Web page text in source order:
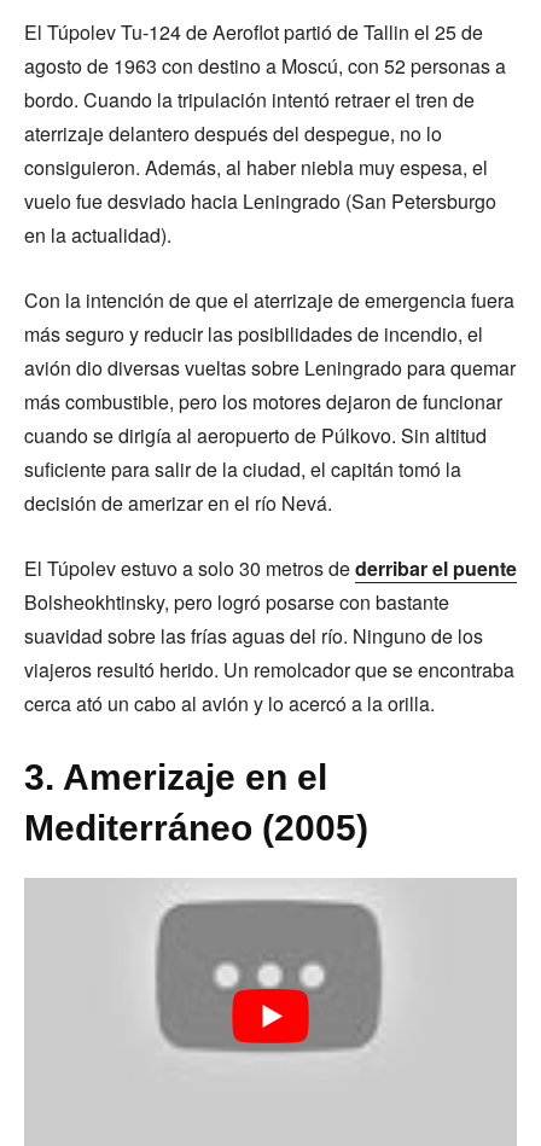
El Túpolev Tu-124 de Aeroflot partió de Tallin el 25 de
agosto de 1963 con destino a Moscú, con 52 personas a
bordo. Cuando la tripulación intentó retraer el tren de
aterrizaje delantero después del despegue, no lo
consiguieron. Además, al haber niebla muy espesa, el
vuelo fue desviado hacia Leningrado (San Petersburgo
en la actualidad).
Con la intención de que el aterrizaje de emergencia fuera
más seguro y reducir las posibilidades de incendio, el
avión dio diversas vueltas sobre Leningrado para quemar
más combustible, pero los motores dejaron de funcionar
cuando se dirigía al aeropuerto de Púlkovo. Sin altitud
suficiente para salir de la ciudad, el capitán tomó la
decisión de amerizar en el río Nevá.
El Túpolev estuvo a solo 30 metros dederribar el puente
Bolsheokhtinsky, pero logró posarse con bastante
suavidad sobre las frías aguas del río. Ninguno de los
viajeros resultó herido. Un remolcador que se encontraba
cerca ató un cabo al avión y lo acercó a la orilla.
3. Amerizaje en el
Mediterráneo (2005)